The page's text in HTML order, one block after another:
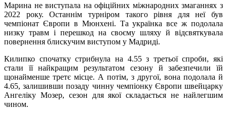
Марина не виступала на офіційних міжнародних змаганнях з
2022 року. Останнім турніром такого рівня для неї був
чемпіонат Європи в Мюнхені. Та українка все ж подолала
низку травм і перешкод на своєму шляху й відсвяткувала
повернення блискучим виступом у Мадриді.
Килипко спочатку стрибнула на 4.55 з третьої спроби, які
стали її найкращим результатом сезону й забезпечили їй
щонайменше третє місце. А потім, з другої, вона подолала й
4.65, залишивши позаду чинну чемпіонку Європи швейцарку
Ангеліку Мозер, сезон для якої складається не найлегшим
чином.